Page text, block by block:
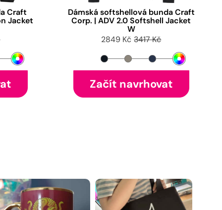
Craft
Jacket
Dámská softshellová bunda Craft
Corp. | ADV 2.0 Softshell Jacket
W
2849 Kč 3417 Kč
Začít navrhovat